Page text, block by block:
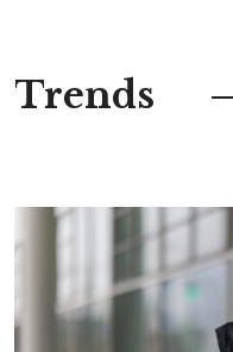
Trends